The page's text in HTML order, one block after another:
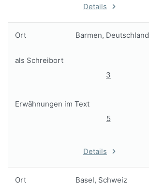
Details
Ort Barmen, Deutschland
als Schreibort
3
Erwähnungen im Text
5
Details
Ort Basel, Schweiz